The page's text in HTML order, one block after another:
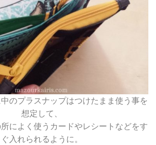
のプラスナップはつけたまま使う事を
想定して、
によく使うカードやレシートなどをす
ぐ入れられるように。